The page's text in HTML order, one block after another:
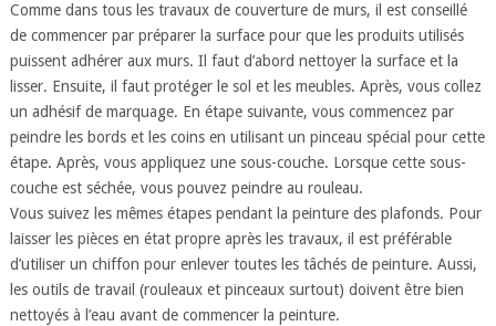
Comme dans tous les travaux de couverture de murs, il est conseillé
de commencer par préparer la surface pour que les produits utilisés
puissent adhérer aux murs. Il faut d’abord nettoyer la surface et la
lisser. Ensuite, il faut protéger le sol et les meubles. Après, vous collez
un adhésif de marquage. En étape suivante, vous commencez par
peindre les bords et les coins en utilisant un pinceau spécial pour cette
étape. Après, vous appliquez une sous-couche. Lorsque cette sous-
couche est séchée, vous pouvez peindre au rouleau.
Vous suivez les mêmes étapes pendant la peinture des plafonds. Pour
laisser les pièces en état propre après les travaux, il est préférable
d’utiliser un chiffon pour enlever toutes les tâchés de peinture. Aussi,
les outils de travail (rouleaux et pinceaux surtout) doivent être bien
nettoyés à l’eau avant de commencer la peinture.